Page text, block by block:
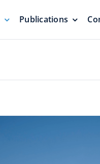
Ecrans flottants et
Publications